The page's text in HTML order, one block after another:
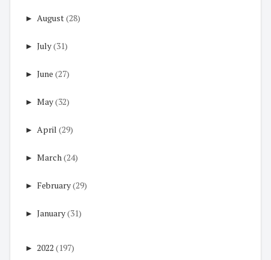
► August(28)
► July(31)
► June (27)
► May(32)
► April (29)
► March(24)
► February(29)
► January(31)
► 2022 (197)